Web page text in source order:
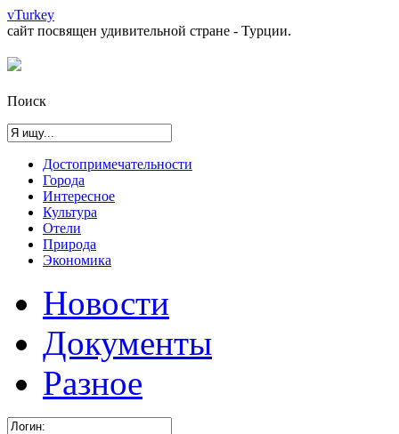
vTurkey
сайт посвящен удивительной стране - Турции.
Поиск
Достопримечательности
Города
Интересное
Культура
Отели
Природа
Экономика
Новости
Документы
Разное